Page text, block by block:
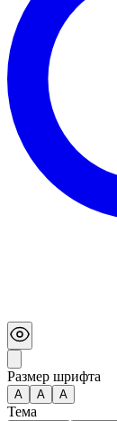
Размер шрифта
А A A
Тема